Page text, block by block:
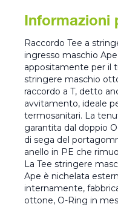
Informazioni
Raccordo Tee a
ingresso maschio
appositamente per il
stringere maschio
raccordo a T, detto
avvitamento, ideale
termosanitari. La
garantita dal doppio
di sega del
anello in PE che
La Tee stringere
Ape è nichelata
internamente,
ottone, O-Ring in